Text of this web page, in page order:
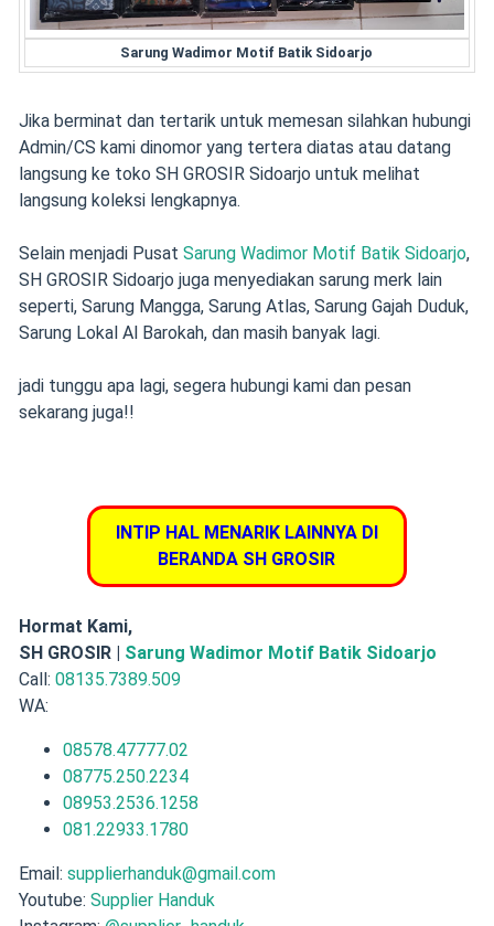
Sarung Wadimor Motif Batik Sidoarjo
Jika berminat dan tertarik untuk memesan silahkan hubungi
Admin/CS kami dinomor yang tertera diatas atau datang
langsung ke toko SH GROSIR Sidoarjo untuk melihat
langsung koleksi lengkapnya.
Selain menjadi Pusat Sarung Wadimor Motif Batik Sidoarjo,
SH GROSIR Sidoarjo juga menyediakan sarung merk lain
seperti, Sarung Mangga, Sarung Atlas, Sarung Gajah Duduk,
Sarung Lokal Al Barokah, dan masih banyak lagi.
jadi tunggu apa lagi, segera hubungi kami dan pesan
sekarang juga!!
INTIP HAL MENARIK LAINNYA DI
BERANDA SH GROSIR
Hormat Kami,
SH GROSIR | Sarung Wadimor Motif Batik Sidoarjo
Call: 08135.7389.509
WA:
08578.47777.02
08775.250.2234
08953.2536.1258
081.22933.1780
Email: supplierhanduk@gmail.com
Youtube: Supplier Handuk